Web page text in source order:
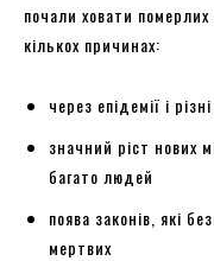
почали ховати
кількох причинах:
через епідемії і
значний ріст нових
багато людей
поява законів, які
мертвих